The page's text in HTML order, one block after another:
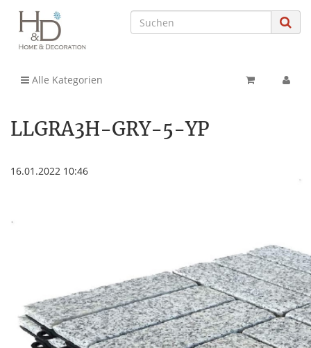
Alle Kategorien
LLGRA3H-GRY-5-YP
16.01.2022 10:46